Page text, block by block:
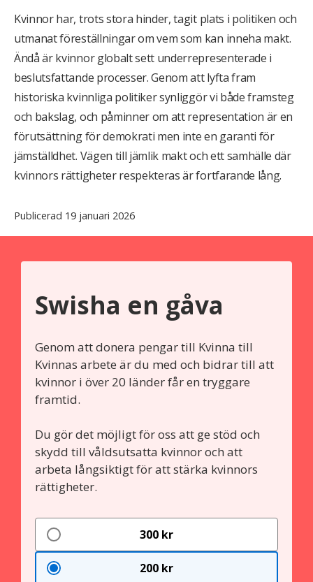
Kvinnor har, trots stora hinder, tagit plats i politiken och
utmanat föreställningar om vem som kan inneha makt.
Ändå är kvinnor globalt sett underrepresenterade i
beslutsfattande processer. Genom att lyfta fram
historiska kvinnliga politiker synliggör vi både framsteg
och bakslag, och påminner om att representation är en
förutsättning för demokrati men inte en garanti för
jämställdhet. Vägen till jämlik makt och ett samhälle där
kvinnors rättigheter respekteras är fortfarande lång.
Publicerad 19 januari 2026
Swisha en gåva
Genom att donera pengar till Kvinna till
Kvinnas arbete är du med och bidrar till att
kvinnor i över 20 länder får en tryggare
framtid.
Du gör det möjligt för oss att ge stöd och
skydd till våldsutsatta kvinnor och att
arbeta långsiktigt för att stärka kvinnors
rättigheter.
300 kr
200 kr